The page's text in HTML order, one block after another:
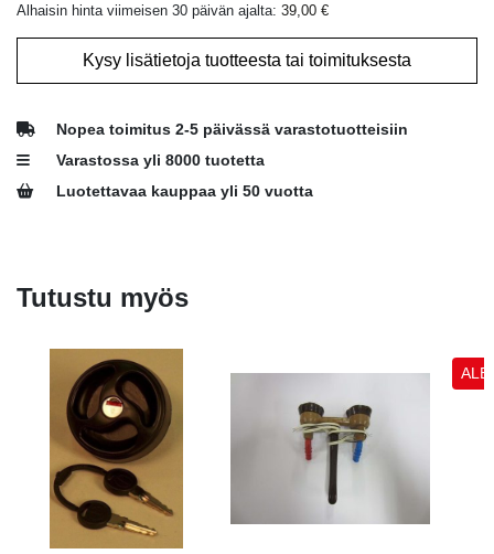
Alhaisin hinta viimeisen 30 päivän ajalta: 39,00 €
Kysy lisätietoja tuotteesta tai toimituksesta
Nopea toimitus 2-5 päivässä varastotuotteisiin
Varastossa yli 8000 tuotetta
Luotettavaa kauppaa yli 50 vuotta
Tutustu myös
ALE